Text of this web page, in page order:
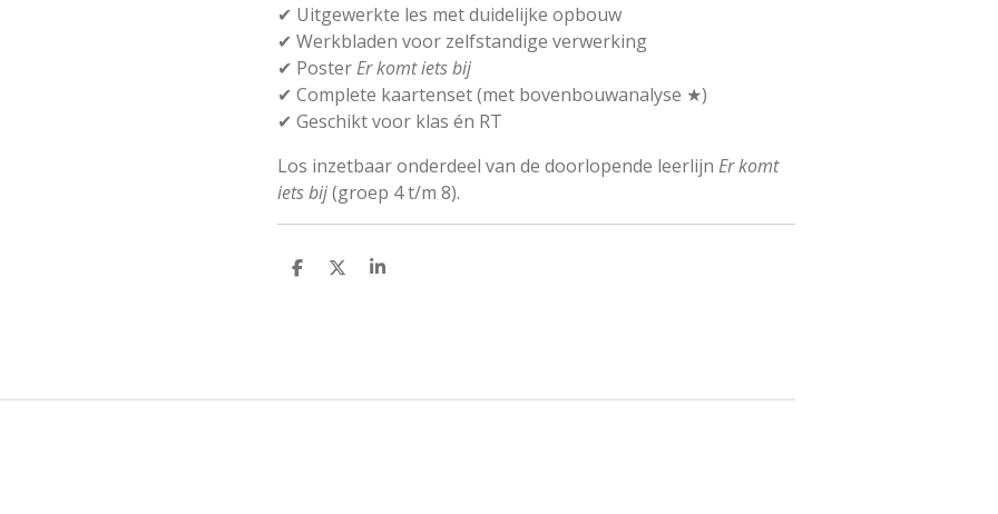
✔ Uitgewerkte les met duidelijke opbouw
✔ Werkbladen voor zelfstandige verwerking
✔ PosterEr komt iets bij
✔ Complete kaartenset (met bovenbouwanalyse ★)
✔ Geschikt voor klas én RT
Los inzetbaar onderdeel van de doorlopende leerlijn Er komt
iets bij(groep 4 t/m 8).
D
D
S